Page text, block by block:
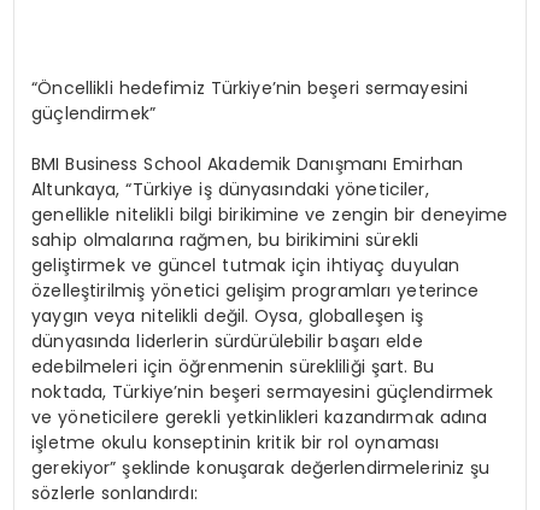
“Öncellikli hedefimiz Türkiye’nin beşeri sermayesini
güçlendirmek”
BMI Business School Akademik Danışmanı Emirhan
Altunkaya, “Türkiye iş dünyasındaki yöneticiler,
genellikle nitelikli bilgi birikimine ve zengin bir deneyime
sahip olmalarına rağmen, bu birikimini sürekli
geliştirmek ve güncel tutmak için ihtiyaç duyulan
özelleştirilmiş yönetici gelişim programları yeterince
yaygın veya nitelikli değil. Oysa, globalleşen iş
dünyasında liderlerin sürdürülebilir başarı elde
edebilmeleri için öğrenmenin sürekliliği şart. Bu
noktada, Türkiye’nin beşeri sermayesini güçlendirmek
ve yöneticilere gerekli yetkinlikleri kazandırmak adına
işletme okulu konseptinin kritik bir rol oynaması
gerekiyor” şeklinde konuşarak değerlendirmeleriniz şu
sözlerle sonlandırdı: